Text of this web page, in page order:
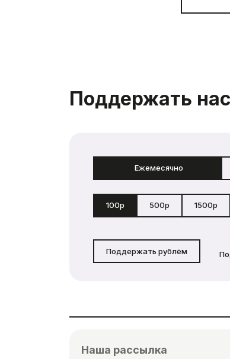
Поддержать нас
Ежемесячно
100р 500р 1500р
Поддержать рублём
Наша рассылка